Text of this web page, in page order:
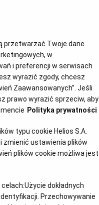
SEANSÓW
Opole-Helios Karolinka
Ostrów Wielkopolski
przetwarzać Twoje dane
w
i preferencji w serwisach
wyrazić zgody, chcesz
Zaawansowanych”. Jeśli
prawo wyrazić sprzeciw, aby
Polityka prywatności
typu cookie Helios S.A.
zmienić ustawienia plików
plików cookie możliwa jest
Użycie dokładnych
Przechowywanie